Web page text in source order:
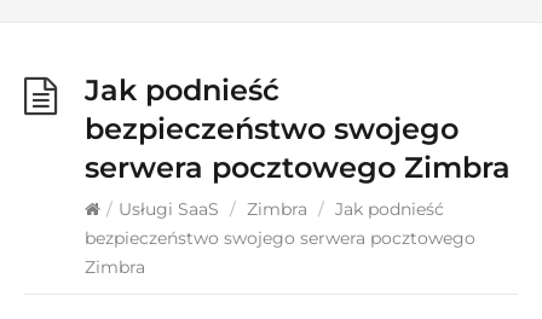
Jak podnieść
bezpieczeństwo swojego
serwera pocztowego Zimbra
/ Usługi SaaS / Zimbra / Jak podnieść
bezpieczeństwo swojego serwera pocztowego
Zimbra